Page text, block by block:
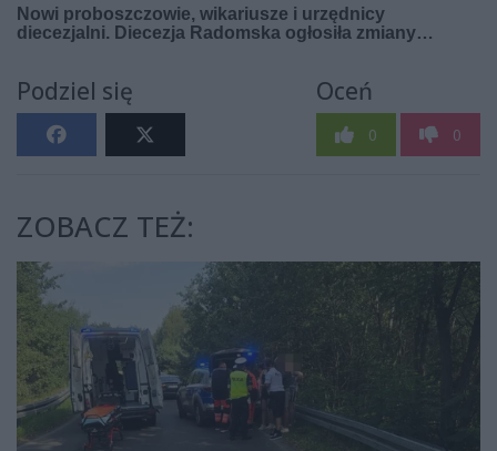
Podziel się Oceń
0 0
ZOBACZ TEŻ: